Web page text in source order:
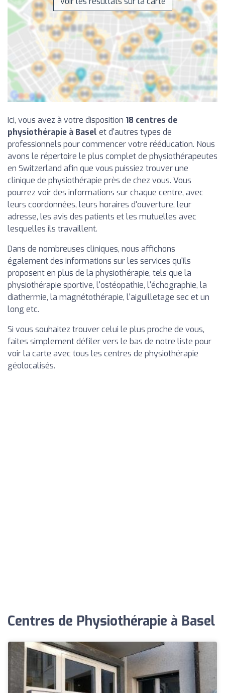
Ici, vous avez à votre disposition 18 centres de
physiothérapie à Basel et d'autres types de
professionnels pour commencer votre rééducation. Nous
avons le répertoire le plus complet de physiothérapeutes
en Switzerland afin que vous puissiez trouver une
clinique de physiothérapie près de chez vous. Vous
pourrez voir des informations sur chaque centre, avec
leurs coordonnées, leurs horaires d'ouverture, leur
adresse, les avis des patients et les mutuelles avec
lesquelles ils travaillent.
Dans de nombreuses cliniques, nous affichons
également des informations sur les services qu'ils
proposent en plus de la physiothérapie, tels que la
physiothérapie sportive, l'ostéopathie, l'échographie, la
diathermie, la magnétothérapie, l'aiguilletage sec et un
long etc.
Si vous souhaitez trouver celui le plus proche de vous,
faites simplement défiler vers le bas de notre liste pour
voir la carte avec tous les centres de physiothérapie
géolocalisés.
Centres de Physiothérapie à Basel